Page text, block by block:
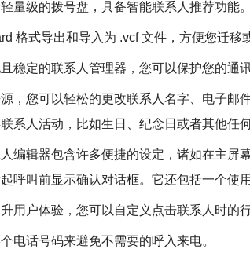
量级的拨号盘，具备智能联系人推荐功能。
格式导出和导入为 .vcf 文件，方便您迁移
稳定的联系人管理器，您可以保护您的通
，您可以轻松的更改联系人名字、电子邮
系人活动，比如生日、纪念日或者其他任
编辑器包含许多便捷的设定，诸如在主屏
呼叫前显示确认对话框。它还包括一个使
用户体验，您可以自定义点击联系人时的
电话号码来避免不需要的呼入来电。